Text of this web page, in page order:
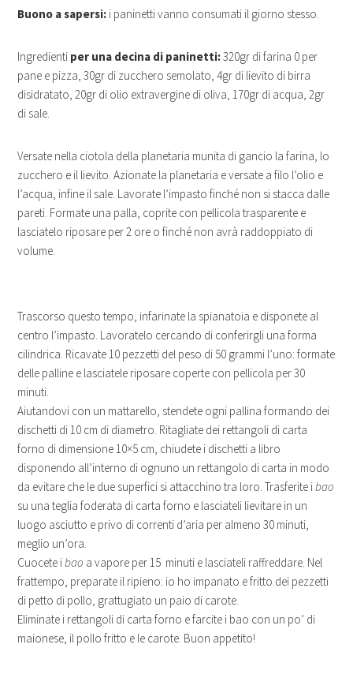
Buono a sapersi: i paninetti vanno consumati il giorno stesso.
Ingredienti per una decina di paninetti:320gr di farina 0 per
pane e pizza, 30gr di zucchero semolato, 4gr di lievito di birra
disidratato, 20gr di olio extravergine di oliva, 170gr di acqua, 2gr
di sale.
Versate nella ciotola della planetaria munita di gancio la farina, lo
zucchero e il lievito. Azionate la planetaria e versate a filo l’olio e
l’acqua, infine il sale. Lavorate l’impasto finché non si stacca dalle
pareti. Formate una palla, coprite con pellicola trasparente e
lasciatelo riposare per 2 ore o finché non avrà raddoppiato di
volume.
Trascorso questo tempo, infarinate la spianatoia e disponete al
centro l’impasto. Lavoratelo cercando di conferirgli una forma
cilindrica. Ricavate 10 pezzetti del peso di 50 grammi l’uno: formate
delle palline e lasciatele riposare coperte con pellicola per 30
minuti.
Aiutandovi con un mattarello, stendete ogni pallina formando dei
dischetti di 10 cm di diametro. Ritagliate dei rettangoli di carta
forno di dimensione 10×5 cm, chiudete i dischetti a libro
disponendo all’interno di ognuno un rettangolo di carta in modo
da evitare che le due superfici si attacchino tra loro. Trasferite ibao
su una teglia foderata di carta forno e lasciateli lievitare in un
luogo asciutto e privo di correnti d’aria per almeno 30 minuti,
meglio un’ora.
Cuocete ibao a vapore per 15 minuti e lasciateli raffreddare. Nel
frattempo, preparate il ripieno: io ho impanato e fritto dei pezzetti
di petto di pollo, grattugiato un paio di carote.
Eliminate i rettangoli di carta forno e farcite i bao con un po’ di
maionese, il pollo fritto e le carote. Buon appetito!